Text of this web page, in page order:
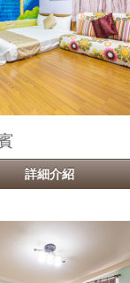
詳細介紹